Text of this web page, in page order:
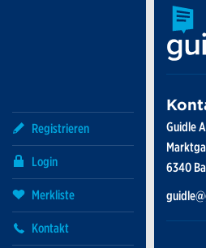
Registrieren
Login
Merkliste
Kontakt